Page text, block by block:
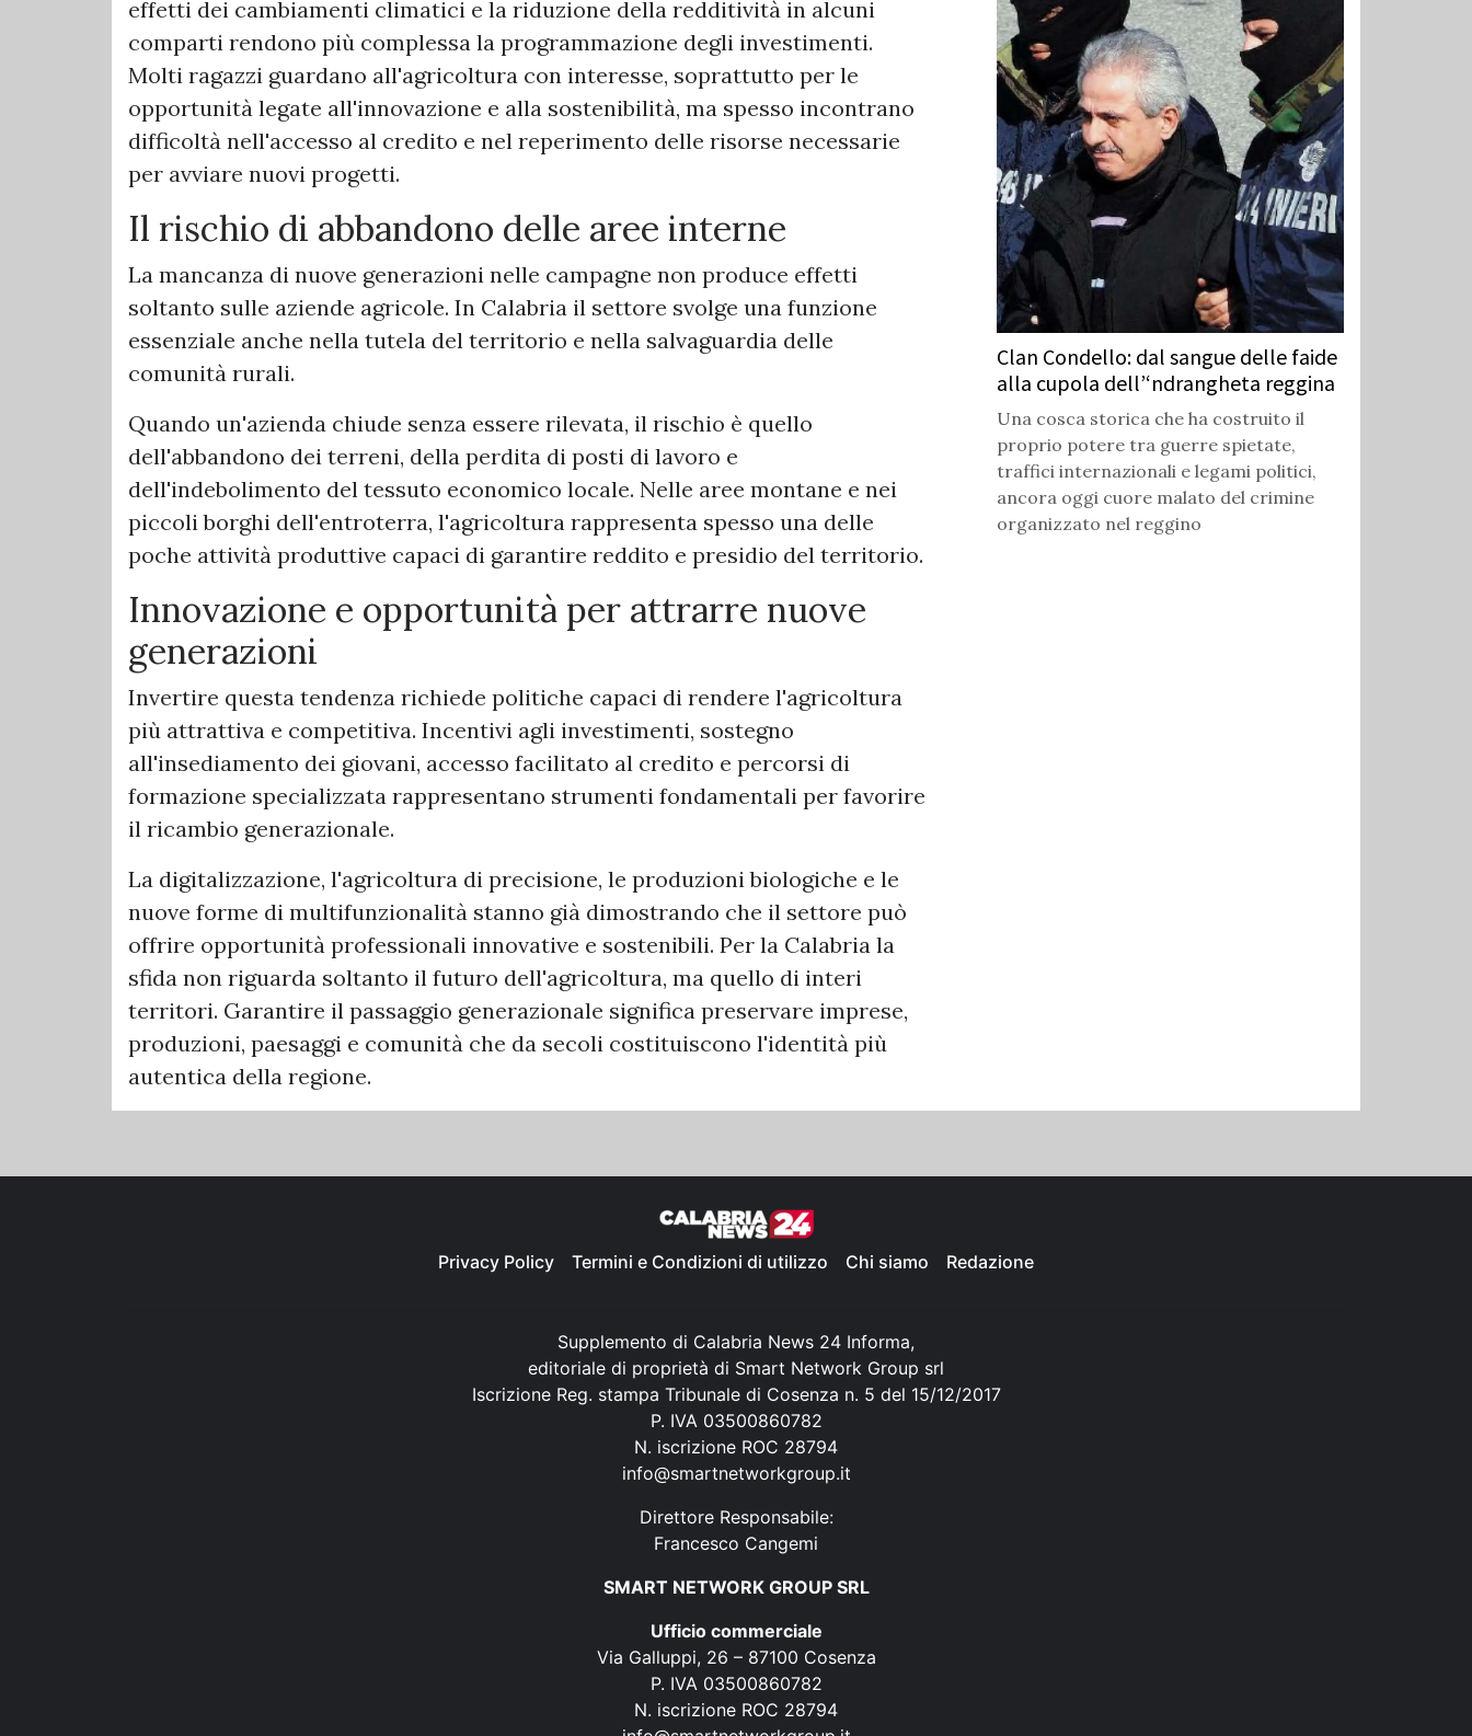
effetti dei cambiamenti climatici e la riduzione della redditività in alcuni
comparti rendono più complessa la programmazione degli investimenti.
Molti ragazzi guardano all'agricoltura con interesse, soprattutto per le
opportunità legate all'innovazione e alla sostenibilità, ma spesso incontrano
difficoltà nell'accesso al credito e nel reperimento delle risorse necessarie
per avviare nuovi progetti.
Il rischio di abbandono delle aree interne
La mancanza di nuove generazioni nelle campagne non produce effetti
soltanto sulle aziende agricole. In Calabria il settore svolge una funzione
essenziale anche nella tutela del territorio e nella salvaguardia delle
comunità rurali.
Quando un'azienda chiude senza essere rilevata, il rischio è quello
dell'abbandono dei terreni, della perdita di posti di lavoro e
dell'indebolimento del tessuto economico locale. Nelle aree montane e nei
piccoli borghi dell'entroterra, l'agricoltura rappresenta spesso una delle
poche attività produttive capaci di garantire reddito e presidio del territorio.
Innovazione e opportunità per attrarre nuove
generazioni
Invertire questa tendenza richiede politiche capaci di rendere l'agricoltura
più attrattiva e competitiva. Incentivi agli investimenti, sostegno
all'insediamento dei giovani, accesso facilitato al credito e percorsi di
formazione specializzata rappresentano strumenti fondamentali per favorire
il ricambio generazionale.
La digitalizzazione, l'agricoltura di precisione, le produzioni biologiche e le
nuove forme di multifunzionalità stanno già dimostrando che il settore può
offrire opportunità professionali innovative e sostenibili. Per la Calabria la
sfida non riguarda soltanto il futuro dell'agricoltura, ma quello di interi
territori. Garantire il passaggio generazionale significa preservare imprese,
produzioni, paesaggi e comunità che da secoli costituiscono l'identità più
autentica della regione.
Clan Condello: dal sangue delle faide
alla cupola dell’‘ndrangheta reggina
Una cosca storica che ha costruito il
proprio potere tra guerre spietate,
traffici internazionali e legami politici,
ancora oggi cuore malato del crimine
organizzato nel reggino
Privacy Policy Termini e Condizioni di utilizzo Chi siamo Redazione
Supplemento di Calabria News 24 Informa,
editoriale di proprietà di Smart Network Group srl
Iscrizione Reg. stampa Tribunale di Cosenza n. 5 del 15/12/2017
P. IVA 03500860782
N. iscrizione ROC 28794
info@smartnetworkgroup.it
Direttore Responsabile:
Francesco Cangemi
SMART NETWORK GROUP SRL
Ufficio commerciale
Via Galluppi, 26 – 87100 Cosenza
P. IVA 03500860782
N. iscrizione ROC 28794